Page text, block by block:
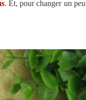
. Et, pour changer un peu